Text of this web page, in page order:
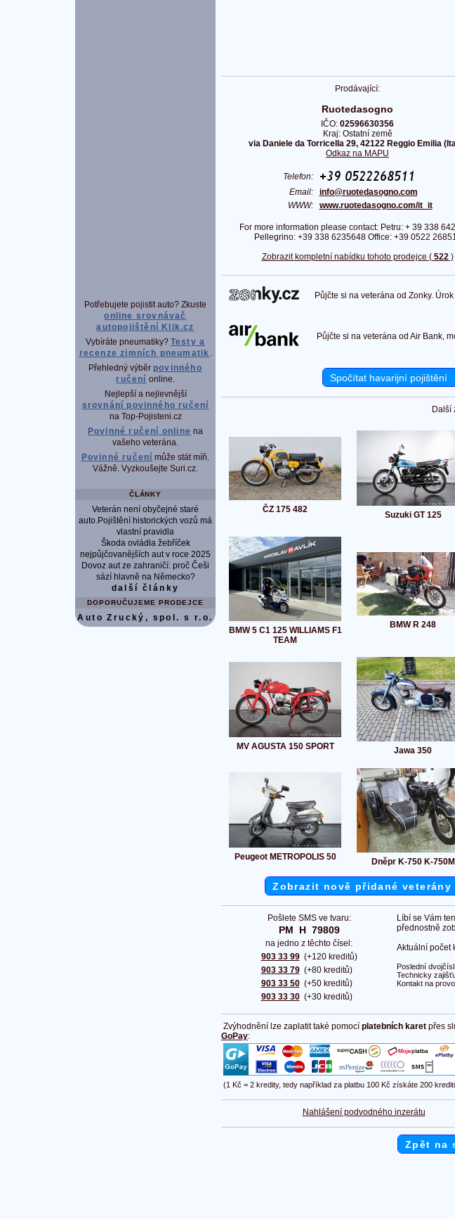
Potřebujete pojistit auto? Zkuste
online srovnávač
autopojištění Klik.cz
Vybíráte pneumatiky? Testy a
recenze zimních pneumatik .
Přehledný výběr povinného
ručení online.
Nejlepší a nejlevnější
srovnání povinného ručení
na Top-Pojisteni.cz
Povinné ručení online na
vašeho veterána.
Povinné ručení může stát míň.
Vážně. Vyzkoušejte Suri.cz.
ČLÁNKY
Veterán není obyčejné staré
auto.Pojištění historických vozů má
vlastní pravidla
Škoda ovládla žebříček
nejpůjčovanějších aut v roce 2025
Dovoz aut ze zahraničí: proč Češi
sází hlavně na Německo?
další články
DOPORUČUJEME PRODEJCE
Auto Zrucký, spol. s r.o.
Prodávající:
Ruotedasogno
IČO: 02596630356
Kraj: Ostatní země
via Daniele da Torricella 29, 42122 Reggio Emilia
Odkaz na MAPU
Telefon:
Email: info@ruotedasogno.com
WWW: www.ruotedasogno.com/it_it
For more information please contact: Petru: + 39 338
Pellegrino: +39 338 6235648 Office: +39 0522
Zobrazit kompletní nabídku tohoto prodejce ( 522)
Půjčte si na veterána od Zonky.
Půjčte si na veterána od Air Bank,
Spočítat havarijní pojištění
Další
ČZ 175 482
Suzuki GT 125
BMW 5 C1 125 WILLIAMS F1
TEAM
BMW R 248
MV AGUSTA 150 SPORT Jawa 350
Peugeot METROPOLIS 50 Dněpr K-750 K-750M
Zobrazit nově přidané veterány
Pošlete SMS ve tvaru:
PM  H  79809
na jedno z těchto čísel:
903 33 99
903 33 79
903 33 50
903 33 30
(+120 kreditů)
(+80 kreditů)
(+50 kreditů)
(+30 kreditů)
Líbí se Vám
přednostně
Aktuální počet
Poslední
Technicky
Kontakt na
Zvýhodnění lze zaplatit také pomocí platebních karet přes
GoPay:
(1 Kč = 2 kredity, tedy například za platbu 100 Kč získáte 200
Nahlášení podvodného inzerátu
Zpět na